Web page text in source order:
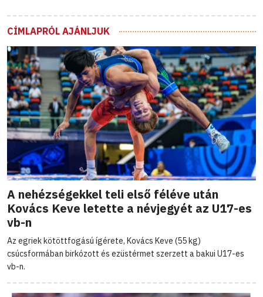
CÍMLAPRÓL AJÁNLJUK
A nehézségekkel teli első féléve után
Kovács Keve letette a névjegyét az U17-es
vb-n
Az egriek kötöttfogású ígérete, Kovács Keve (55 kg)
csúcsformában birkózott és ezüstérmet szerzett a bakui U17-es
vb-n.